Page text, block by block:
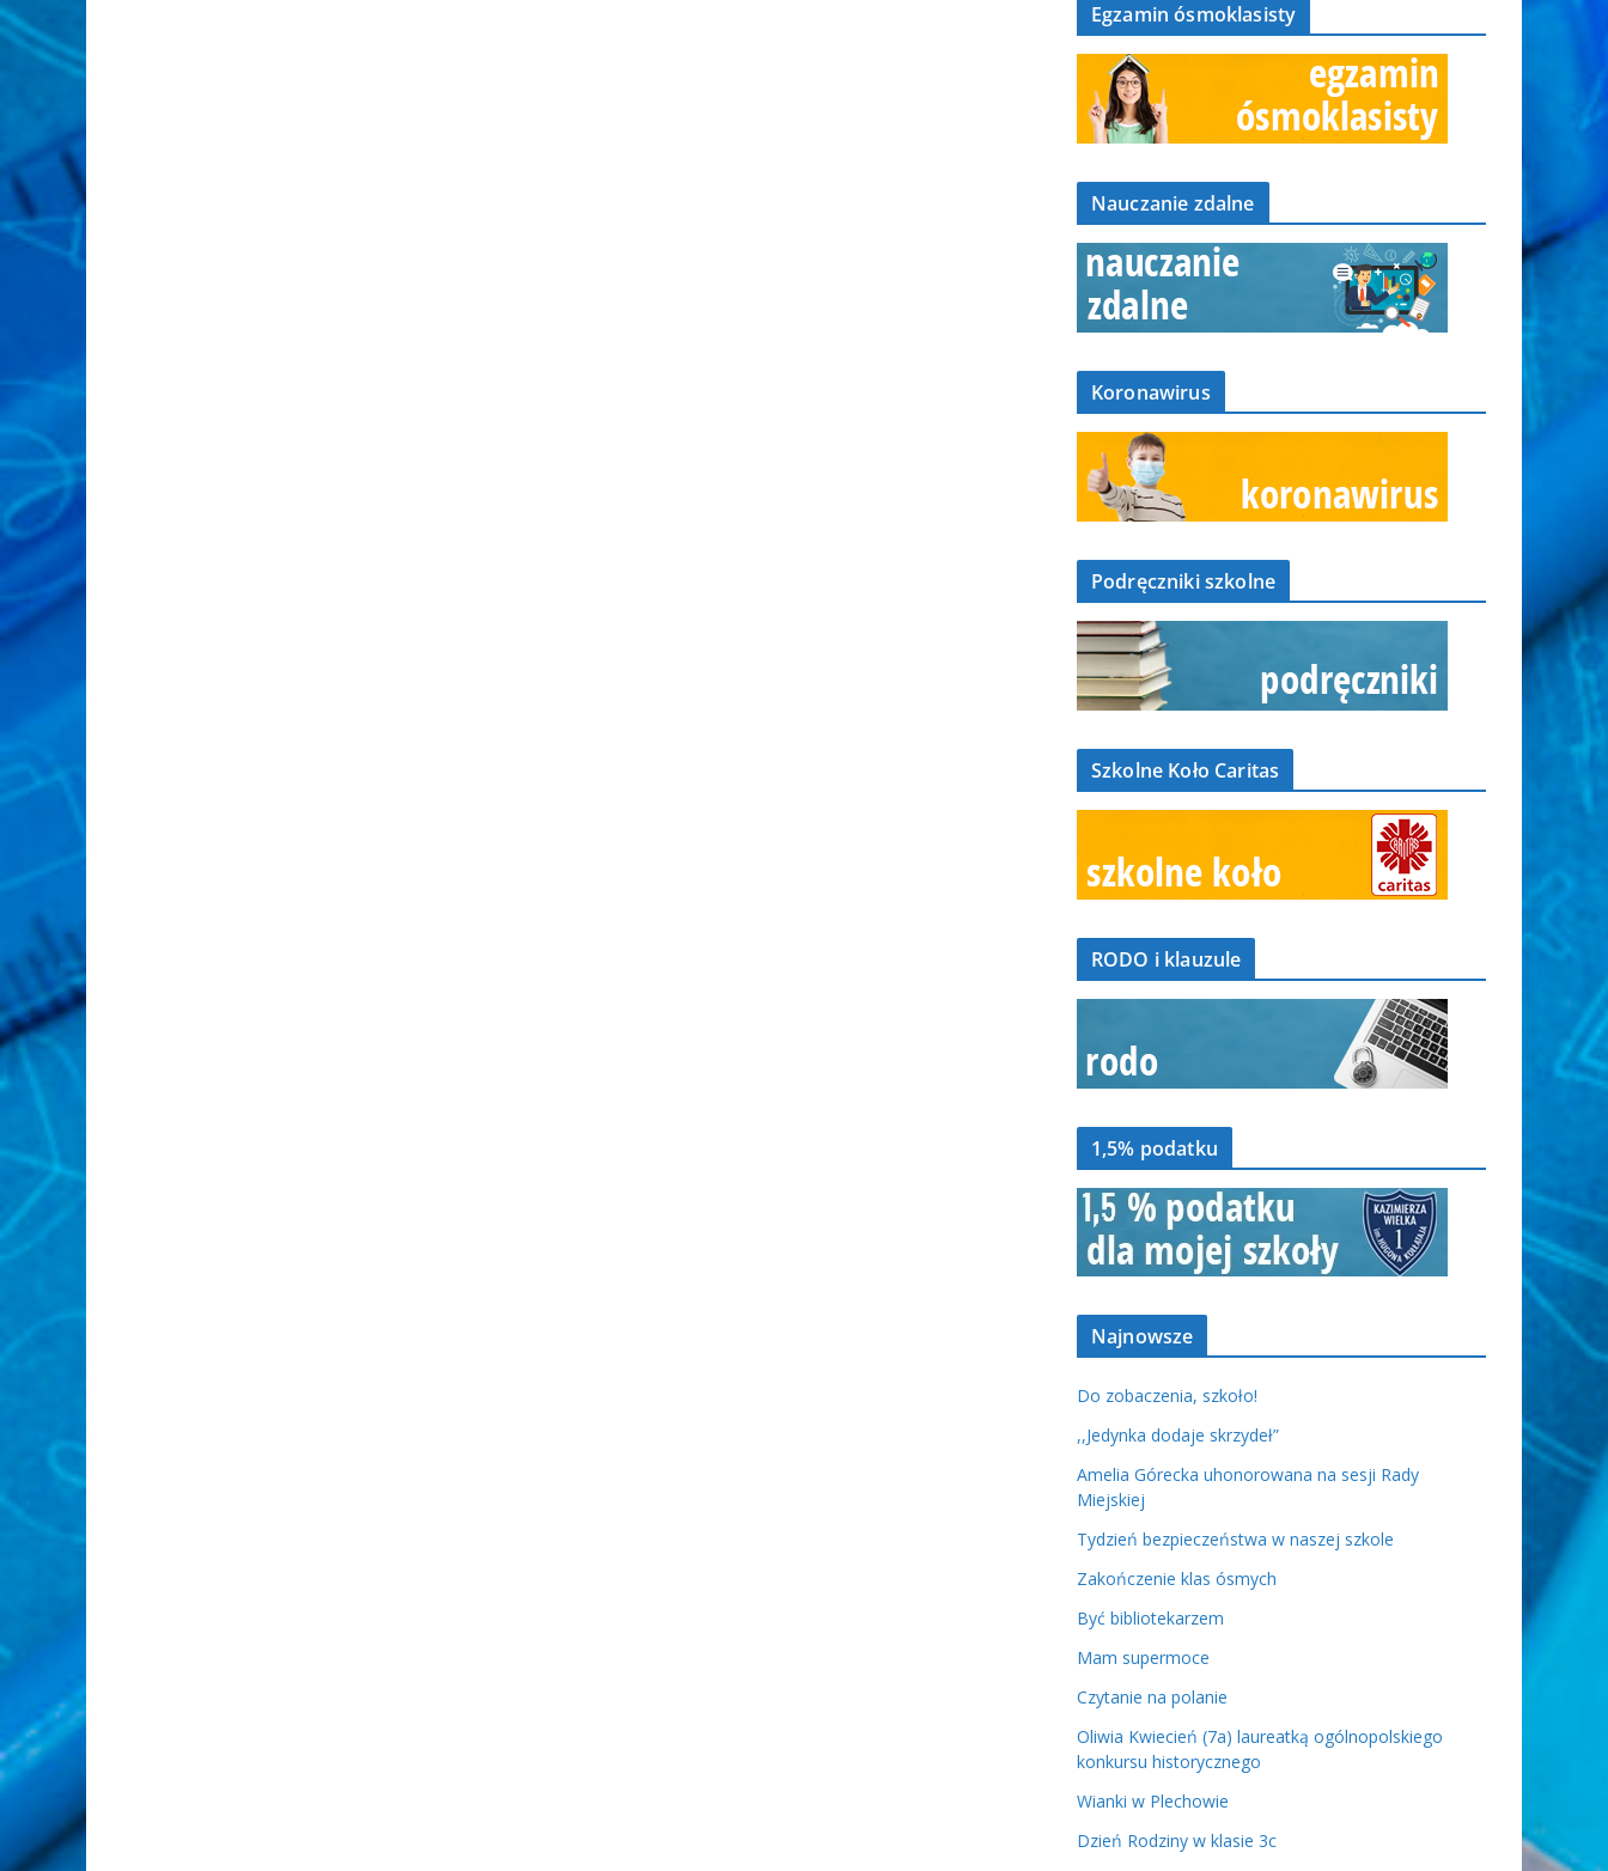
Egzamin ósmoklasisty
Nauczanie zdalne
Koronawirus
Podręczniki szkolne
Szkolne Koło Caritas
RODO i klauzule
1,5% podatku
Najnowsze
Do zobaczenia, szkoło!
,,Jedynka dodaje skrzydeł”
Amelia Górecka uhonorowana na sesji Rady
Miejskiej
Tydzień bezpieczeństwa w naszej szkole
Zakończenie klas ósmych
Być bibliotekarzem
Mam supermoce
Czytanie na polanie
Oliwia Kwiecień (7a) laureatką ogólnopolskiego
konkursu historycznego
Wianki w Plechowie
Dzień Rodziny w klasie 3c